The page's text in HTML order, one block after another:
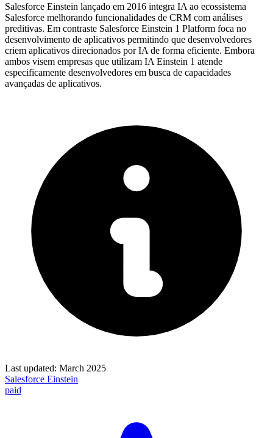
Salesforce Einstein lançado em 2016 integra IA ao ecossistema
Salesforce melhorando funcionalidades de CRM com análises
preditivas. Em contraste Salesforce Einstein 1 Platform foca no
desenvolvimento de aplicativos permitindo que desenvolvedores
criem aplicativos direcionados por IA de forma eficiente. Embora
ambos visem empresas que utilizam IA Einstein 1 atende
especificamente desenvolvedores em busca de capacidades
avançadas de aplicativos.
Last updated: March 2025
Salesforce Einstein
paid